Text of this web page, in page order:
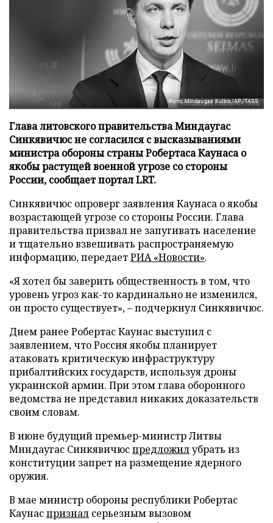
Фото: Mindaugas Kulbis/AP/TASS
Глава литовского правительства Миндаугас
Синкявичюс не согласился с высказываниями
министра обороны страны Робертаса Каунаса о
якобы растущей военной угрозе со стороны
России, сообщает портал LRT.
Синкявичюс опроверг заявления Каунаса о якобы
возрастающей угрозе со стороны России. Глава
правительства призвал не запугивать население
и тщательно взвешивать распространяемую
информацию, передаетРИА «Новости».
«Я хотел бы заверить общественность в том, что
уровень угроз как-то кардинально не изменился,
он просто существует», – подчеркнул Синкявичюс.
Днем ранее Робертас Каунас выступил с
заявлением, что Россия якобы планирует
атаковать критическую инфраструктуру
прибалтийских государств, используя дроны
украинской армии. При этом глава оборонного
ведомства не представил никаких доказательств
своим словам.
В июне будущий премьер-министр Литвы
Миндаугас Синкявичюспредложилубрать из
конституции запрет на размещение ядерного
оружия.
В мае министр обороны республики Робертас
Каунаспризнал серьезным вызовом